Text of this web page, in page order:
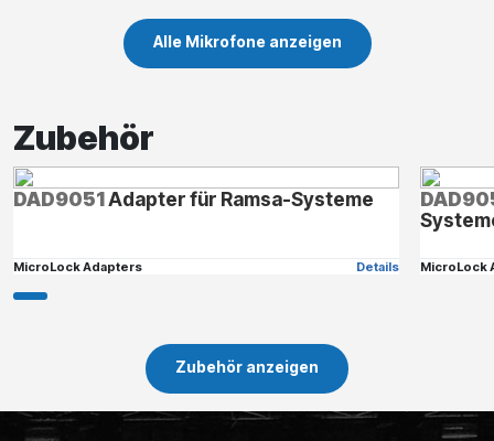
Alle Mikrofone anzeigen
Zubehör
DAD9051Adapter für Ramsa-Systeme
MicroLock Adapters Details MicroLock
Zubehör anzeigen